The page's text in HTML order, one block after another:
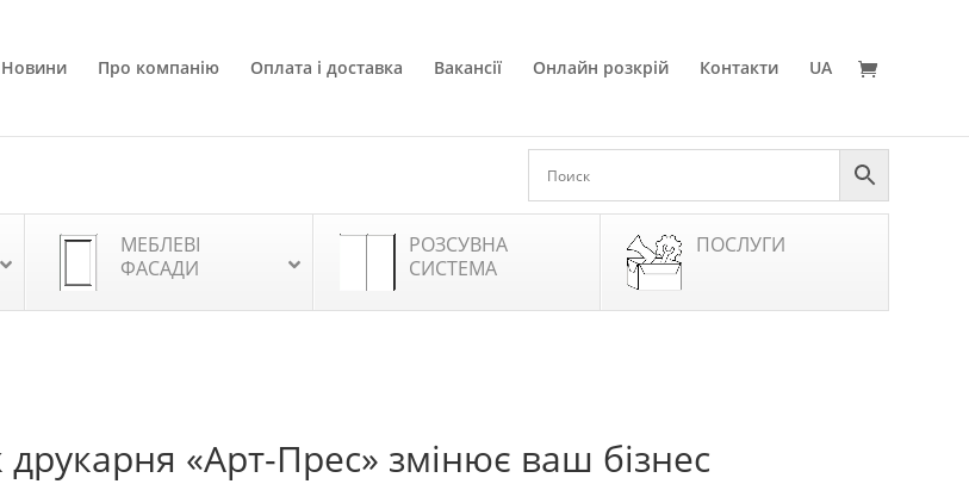
Новини Про компанію Оплата і доставка Вакансії Онлайн розкрій Контакти UA
МЕБЛЕВІ
ФАСАДИ
РОЗСУВНА
СИСТЕМА
ПОСЛУГИ
друкарня «Арт-Прес» змінює ваш бізнес